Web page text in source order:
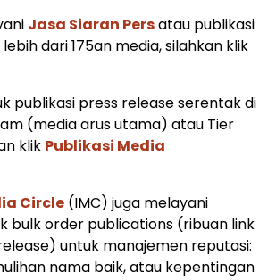
Jasa Siaran Persatau publikasi
dari 175an media, silahkan klik
publikasi press release serentak di
(media arus utama) atau Tier
klik Publikasi Media
Circle (IMC) juga melayani
bulk order publications (ribuan link
untuk manajemen reputasi:
nama baik, atau kepentingan